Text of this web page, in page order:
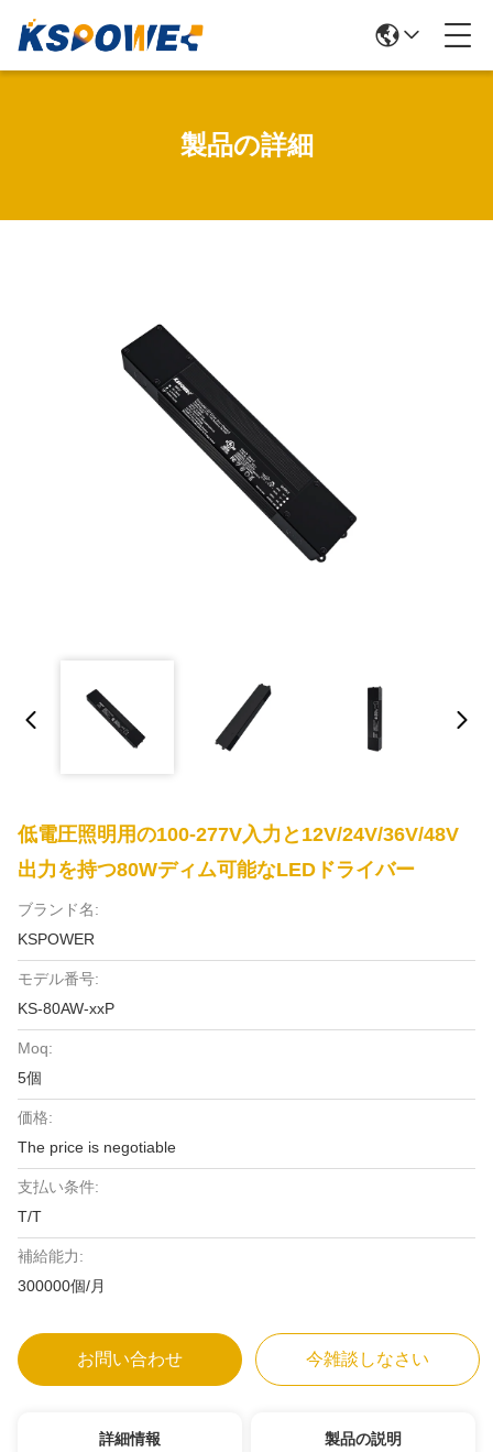
製品の詳細
低電圧照明用の100-277V入力と12V/24V/36V/48V
出力を持つ80Wディム可能なLEDドライバー
ブランド名:
KSPOWER
モデル番号:
KS-80AW-xxP
Moq:
5個
価格:
The price is negotiable
支払い条件:
T/T
補給能力:
300000個/月
お問い合わせ 今雑談しなさい
詳細情報 製品の説明